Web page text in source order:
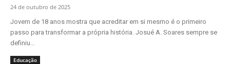
24 de outubro de 2025
Jovem de 18 anos mostra que acreditar em si mesmo é o primeiro
passo para transformar a própria história. Josué A. Soares sempre se
definiu...
Educação